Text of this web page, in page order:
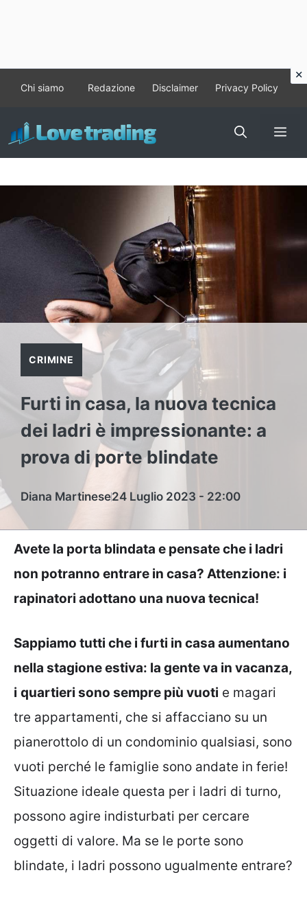
contenuto
Chi siamo Redazione Disclaimer Privacy Policy
CRIMINE
Furti in casa, la nuova tecnica
dei ladri è impressionante: a
prova di porte blindate
Diana Martinese24 Luglio 2023 - 22:00
Avete la porta blindata e pensate che i ladri
non potranno entrare in casa? Attenzione: i
rapinatori adottano una nuova tecnica!
Sappiamo tutti che i furti in casa aumentano
nella stagione estiva: la gente va in vacanza,
i quartieri sono sempre più vuoti e magari
tre appartamenti, che si affacciano su un
pianerottolo di un condominio qualsiasi, sono
vuoti perché le famiglie sono andate in ferie!
Situazione ideale questa per i ladri di turno,
possono agire indisturbati per cercare
oggetti di valore. Ma se le porte sono
blindate, i ladri possono ugualmente entrare?